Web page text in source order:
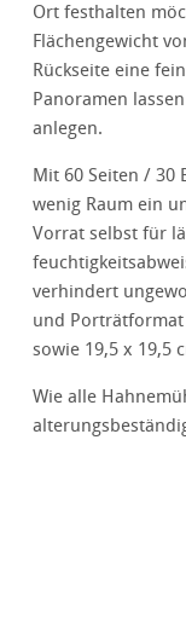
Ort festhalten
Flächengewicht
Rückseite eine
Panoramen
anlegen.
Mit 60 Seiten / 30
wenig Raum ein
Vorrat selbst für
verhindert
und Porträtformat
sowie 19,5 x 19,5
Wie alle